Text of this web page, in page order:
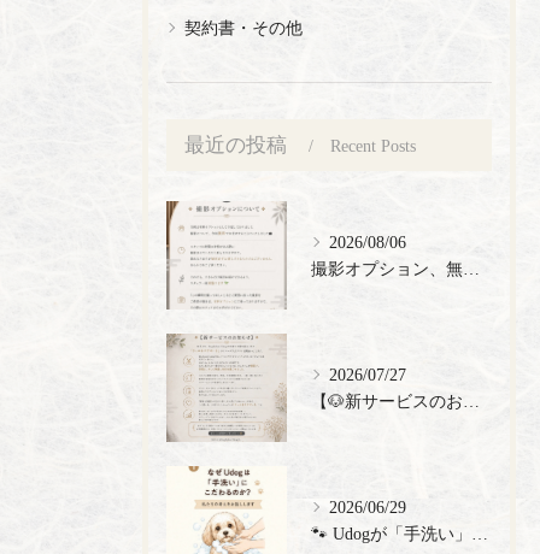
契約書・その他
最近の投稿 Recent Posts
2026/08/06
2026/07/27
2026/06/29